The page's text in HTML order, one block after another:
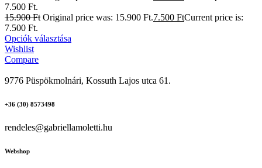
7.500 Ft.
15.900Ft Original price was: 15.900 Ft.7.500 FtCurrent price is:
7.500 Ft.
Opciók választása
Wishlist
Compare
9776 Püspökmolnári, Kossuth Lajos utca 61.
+36 (30) 8573498
rendeles@gabriellamoletti.hu
Webshop